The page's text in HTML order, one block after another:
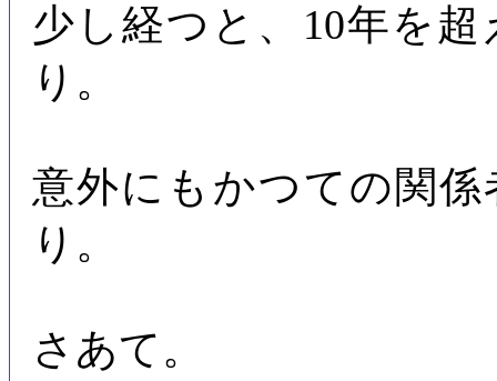
少し経つと、10年を
り。
意外にもかつての関
り。
さあて。